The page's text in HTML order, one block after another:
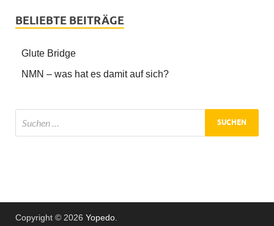
BELIEBTE BEITRÄGE
Glute Bridge
NMN – was hat es damit auf sich?
Copyright © 2026 Yopedo